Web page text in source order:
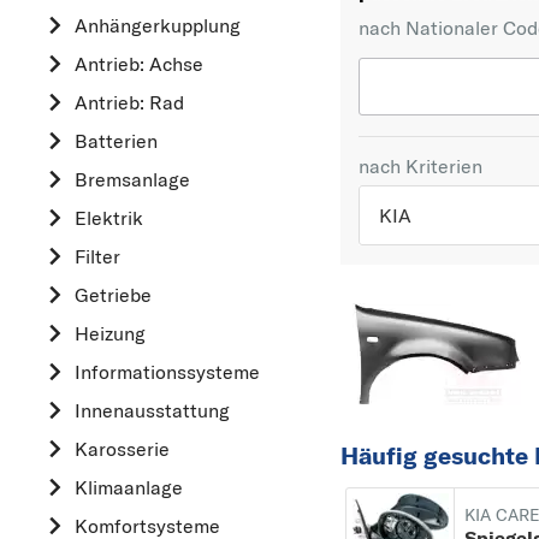
Anhängerkupplung
Antrieb: Achse
Antrieb: Rad
Batterien
Bremsanlage
Elektrik
Filter
Getriebe
Heizung
Informationssysteme
Innenausstattung
Karosserie
Klimaanlage
Komfortsysteme
nach Nationaler
nach Kriterien
KIA
VW
OPEL
MERCEDES-BENZ
AUDI
A
ALFA ROMEO
Häufig gesuchte
KIA